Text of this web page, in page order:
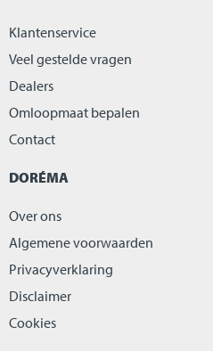
Klantenservice
Veel gestelde vragen
Dealers
Omloopmaat bepalen
Contact
DORÉMA
Over ons
Algemene voorwaarden
Privacyverklaring
Disclaimer
Cookies